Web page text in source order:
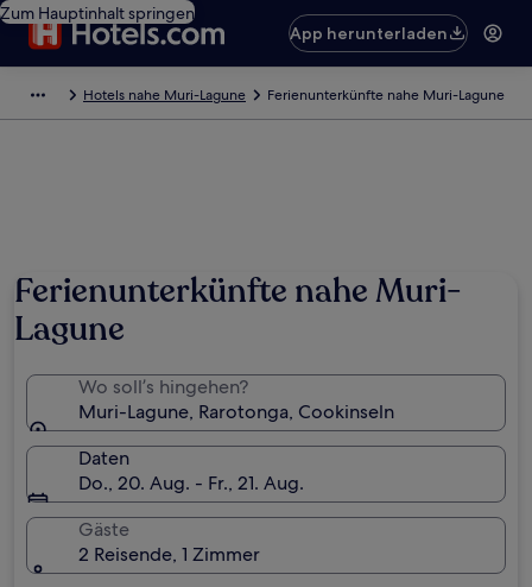
Zum Hauptinhalt springen
App herunterladen
Hotels nahe Muri-Lagune Ferienunterkünfte nahe Muri-Lagune
Ferienunterkünfte nahe Muri-
Lagune
Wo soll’s hingehen?
Muri-Lagune, Rarotonga, Cookinseln
Daten
Do., 20. Aug. - Fr., 21. Aug.
Gäste
2 Reisende, 1 Zimmer